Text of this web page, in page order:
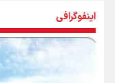
بنزین؛
اینفوگرافی